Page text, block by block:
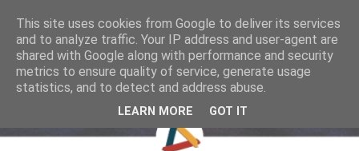
This site uses cookies from Google to deliver its services
and to analyze traffic. Your IP address and user-agent are
shared with Google along with performance and security
metrics to ensure quality of service, generate usage
statistics, and to detect and address abuse.
LEARN MORE GOT IT